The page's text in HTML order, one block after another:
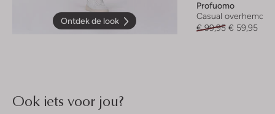
Ontdek de look
Profuomo
Casual overhemd
€ 99,95 € 59,95
Ook iets voor jou?